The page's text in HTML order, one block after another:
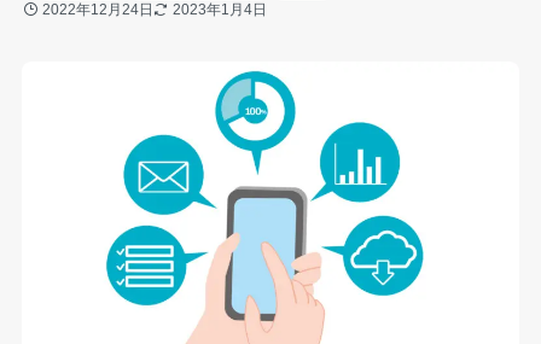
2022年12月24日 2023年1月4日